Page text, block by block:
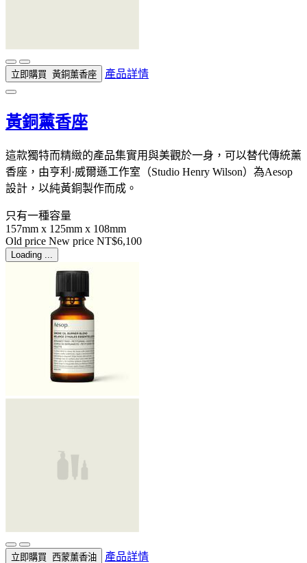
立即購買 黃銅薰香座 產品詳情
黃銅薰香座
這款獨特而精緻的產品集實用與美觀於一身，可以替代傳統薰
香座，由亨利·威爾遜工作室（Studio Henry Wilson）為Aesop
設計，以純黃銅製作而成。
只有一種容量
157mm x 125mm x 108mm
Old price New price NT$6,100
Loading ...
立即購買 西蒙薰香油 產品詳情